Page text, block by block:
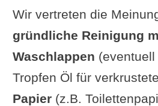
Wir vertreten die
gründliche Reinigung
Waschlappen
Tropfen Öl für
Papier (z.B.